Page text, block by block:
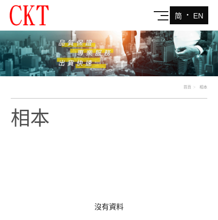
简 ‧ EN
首頁 相本
相本
沒有資料